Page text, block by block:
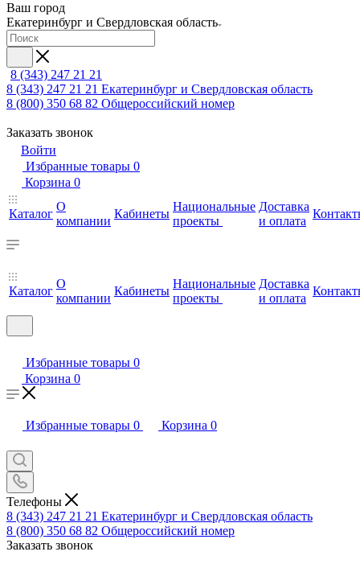
Ваш город
Екатеринбург и Свердловская область
8 (343) 247 21 21
8 (343) 247 21 21 Екатеринбург и Свердловская область
8 (800) 350 68 82 Общероссийский номер
Заказать звонок
Войти
Избранные товары 0
Корзина 0
Каталог
О
компании
Кабинеты
Национальные
проекты
Доставка
и оплата
Каталог
О
компании
Кабинеты
Национальные
проекты
Доставка
и оплата
Избранные товары 0
Корзина 0
Избранные товары 0 Корзина 0
Телефоны
8 (343) 247 21 21 Екатеринбург и Свердловская область
8 (800) 350 68 82 Общероссийский номер
Заказать звонок